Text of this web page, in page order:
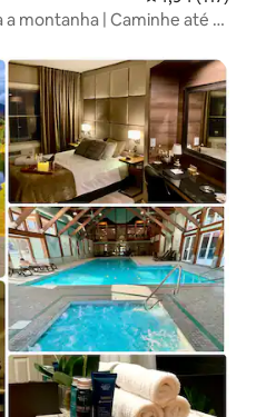
a montanha | Caminhe até a